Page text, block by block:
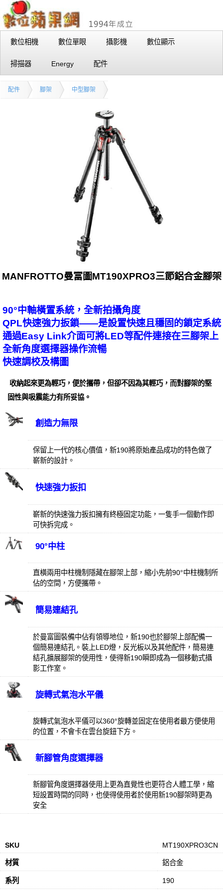
數位相機 數位單眼 攝影機 數位顯示
掃描器 Energy 配件
配件 腳架 中型腳架
MANFROTTO曼富圖MT190XPRO3三節鋁合金腳架
90°中軸橫置系統，全新拍攝角度
QPL快速強力扳鎖——是設置快速且穩固的鎖定系統
通過Easy Link介面可將LED等配件連接在三腳架上
全新角度選擇器操作流暢
快速調校及構圖
收納起來更為輕巧，便於攜帶，但卻不因為其輕巧，而對腳架的堅
固性與吸震能力有所妥協。
創造力無限
保留上一代的核心價值，新190將原始產品成功的特色做了
嶄新的設計。
快速強力扳扣
嶄新的快速強力扳扣擁有終極固定功能，一隻手一個動作即
可快拆完成。
90°中柱
直橫兩用中柱機制隱藏在腳架上部，縮小先前90°中柱機制所
佔的空間，方便攜帶。
簡易連結孔
於曼富圖裝備中佔有領導地位，新190也於腳架上部配備一
個簡易連結孔。裝上LED燈，反光板以及其他配件，簡易連
結孔擴展腳架的使用性，使得新190瞬即成為一個移動式攝
影工作室。
旋轉式氣泡水平儀
旋轉式氣泡水平儀可以360°旋轉並固定在使用者最方便使用
的位置，不會卡在雲台旋鈕下方。
新腳管角度選擇器
新腳管角度選擇器使用上更為直覺性也更符合人體工學，縮
短設置時間的同時，也使得使用者於使用新190腳架時更為
安全
SKU MT190XPRO3CN
材質 鋁合金
系列 190